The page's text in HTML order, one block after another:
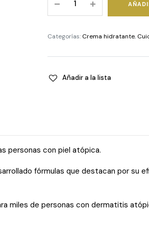
facial
repollo
para
atópica
Categorías: Crema hidratante,
Añadir a la lista
personas con piel atópica.
fórmulas que destacan por su
miles de personas con dermatitis